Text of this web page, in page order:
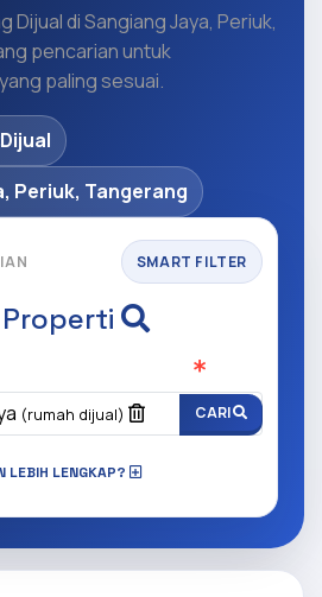
Dijual di Sangiang Jaya, Periuk,
pencarian untuk
paling sesuai.
Dijual
Periuk, Tangerang
SMART FILTER
(rumah dijual) CARI
LEBIH LENGKAP?